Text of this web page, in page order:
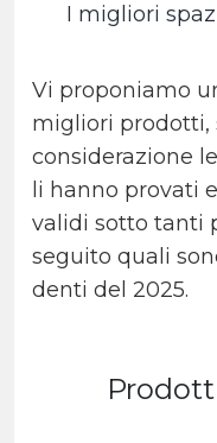
I migliori
Vi proponiamo
migliori prodotti,
considerazione
li hanno provati
validi sotto tanti
seguito quali
denti del 2025.